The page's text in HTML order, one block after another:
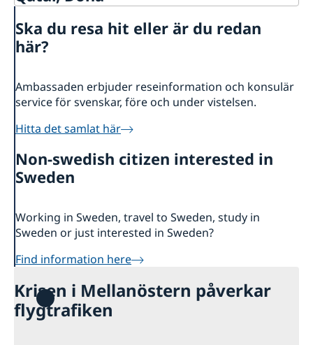
Om oss
Ambassadens Personal
Vi är en resurs för svenska företag
Team Sweden
Svenska företag i
Lediga tjänster
Aktuellt
Nyheter
Handel och Investeringar
Ska du resa hit eller är du redan
här?
Ambassaden erbjuder reseinformation och konsulär
service för svenskar, före och under vistelsen.
Hitta det samlat här
Non-swedish citizen interested in
Sweden
Working in Sweden, travel to Sweden, study in
Sweden or just interested in Sweden?
Find information here
Krisen i Mellanöstern påverkar
flygtrafiken